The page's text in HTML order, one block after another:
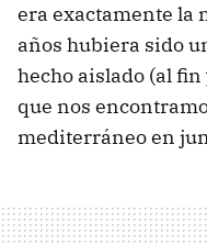
era exactamente la
años hubiera sido
hecho aislado (al
que nos
mediterráneo en